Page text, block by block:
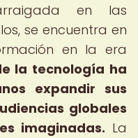
en las
se encuentra en
en la era
la tecnología ha
expandir sus
globales
imaginadas. La